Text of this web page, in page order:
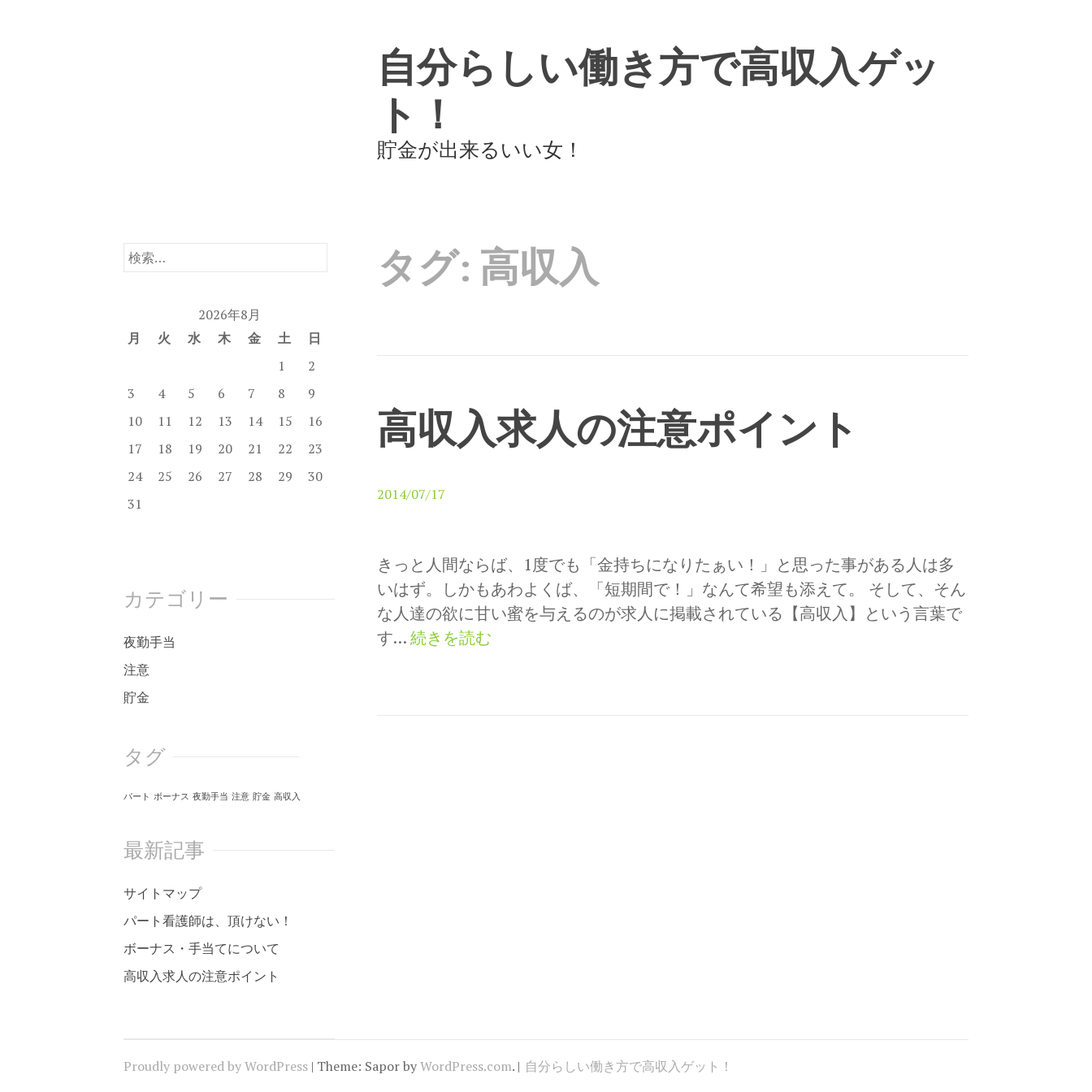
自分らしい働き方で高収入ゲッ
ト！
貯金が出来るいい女！
タグ: 高収入
高収入求人の注意ポイント
2014/07/17
きっと人間ならば、1度でも「金持ちになりたぁい！」と思った事がある人は多
いはず。しかもあわよくば、「短期間で！」なんて希望も添えて。 そして、そん
な人達の欲に甘い蜜を与えるのが求人に掲載されている【高収入】という言葉で
す…続きを読む
検
2026年8月
月
火 水 木 金 土
日
1
2
3
4 5 6 7 8
9
10
11 12 13 14 15
16
17
18 19 20 21 22
23
24
25 26 27 28 29
30
31
カテゴリー
夜勤手当
注意
貯金
タグ
パート ボーナス 夜勤手当 注意 貯金 高収入
最新記事
サイトマップ
パート看護師は、頂けない！
ボーナス・手当てについて
高収入求人の注意ポイント
Proudly powered by WordPress | Theme: Sapor byWordPress.com. | 自分らしい働き方で高収入ゲット！